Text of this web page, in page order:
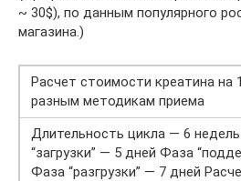
~ 30$), по данным популярного
магазина.)
Расчет стоимости креатина на
разным методикам приема
Длительность цикла — 6
“загрузки” — 5 дней Фаза
Фаза “разгрузки” — 7 дней